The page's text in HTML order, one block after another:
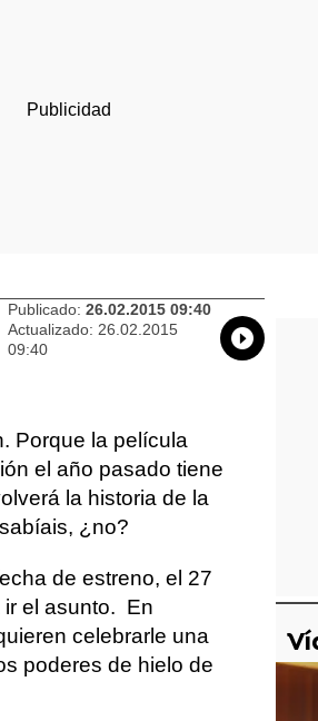
Publicado: 26.02.2015 09:40
Actualizado: 26.02.2015
09:40
Whatsapp
Porque la película
el año pasado tiene
la historia de la
¿no?
de estreno, el 27
ir el asunto. En
celebrarle una
poderes de hielo de